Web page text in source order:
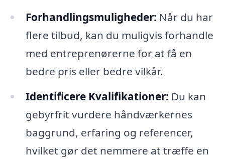
Forhandlingsmuligheder: Når du har
flere tilbud, kan du muligvis forhandle
med entreprenørerne for at få en
bedre pris eller bedre vilkår.
Identificere Kvalifikationer: Du kan
gebyrfrit vurdere håndværkernes
baggrund, erfaring og referencer,
hvilket gør det nemmere at træffe en